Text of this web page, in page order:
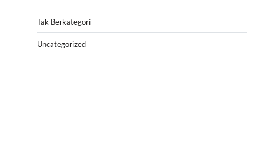
Tak Berkategori
Uncategorized